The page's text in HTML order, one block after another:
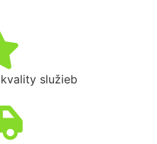
služieb